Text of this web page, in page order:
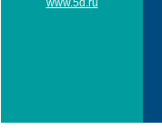
www.5d.ru